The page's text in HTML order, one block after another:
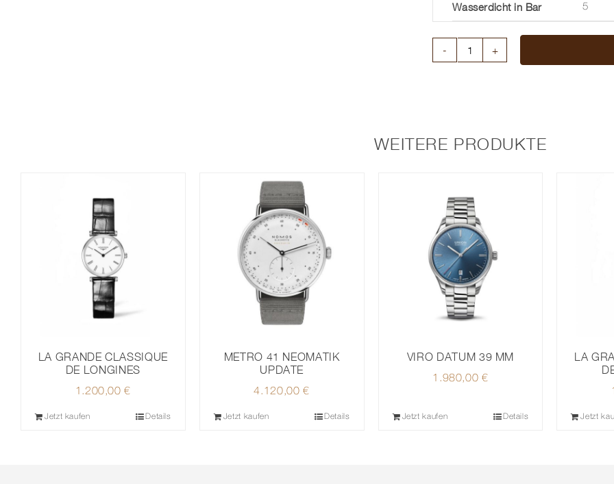
Wasserdicht in Bar 5
Menge
WEITERE PRODUKTE
LA GRANDE CLASSIQUE
DE LONGINES
1.200,00€
Jetzt kaufen Details
METRO 41 NEOMATIK
UPDATE
4.120,00€
Jetzt kaufen Details
VIRO DATUM 39 MM
1.980,00€
Jetzt kaufen Details
LA
Jetzt